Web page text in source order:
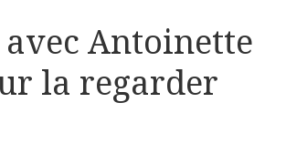
avec Antoinette
la regarder